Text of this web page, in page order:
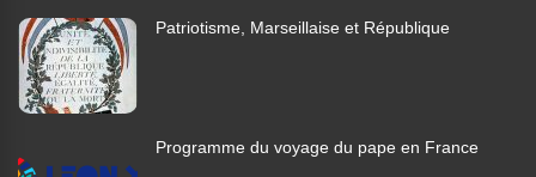
Patriotisme, Marseillaise et République
Programme du voyage du pape en France